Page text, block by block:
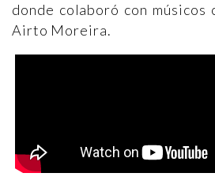
donde colaboró con músicos
Airto Moreira.